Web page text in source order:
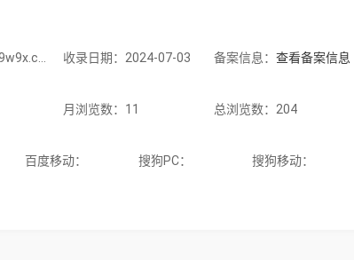
站点域名：123.9w9x.com 收录日期：2024-07-03 备案信息：查看备案信息
月浏览数：11 总浏览数：204
百度移动： 搜狗PC： 搜狗移动：